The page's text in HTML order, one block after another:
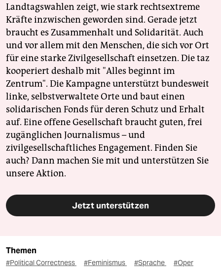
Landtagswahlen zeigt, wie stark rechtsextreme
Kräfte inzwischen geworden sind. Gerade jetzt
braucht es Zusammenhalt und Solidarität. Auch
und vor allem mit den Menschen, die sich vor Ort
für eine starke Zivilgesellschaft einsetzen. Die taz
kooperiert deshalb mit "Alles beginnt im
Zentrum". Die Kampagne unterstützt bundesweit
linke, selbstverwaltete Orte und baut einen
solidarischen Fonds für deren Schutz und Erhalt
auf. Eine offene Gesellschaft braucht guten, frei
zugänglichen Journalismus – und
zivilgesellschaftliches Engagement. Finden Sie
auch? Dann machen Sie mit und unterstützen Sie
unsere Aktion.
Jetzt unterstützen
Themen
#Political Correctness #Feminismus #Sprache
#Oper